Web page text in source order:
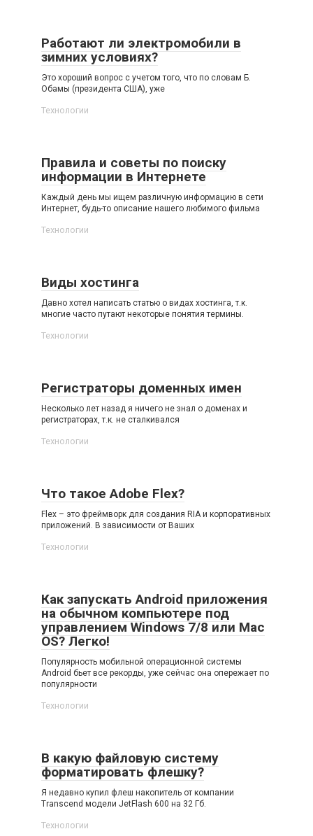
Работают ли электромобили в
зимних условиях?
Это хороший вопрос с учетом того, что по словам Б.
Обамы (президента США), уже
Технологии
Правила и советы по поиску
информации в Интернете
Каждый день мы ищем различную информацию в сети
Интернет, будь-то описание нашего любимого фильма
Технологии
Виды хостинга
Давно хотел написать статью о видах хостинга, т.к.
многие часто путают некоторые понятия термины.
Технологии
Регистраторы доменных имен
Несколько лет назад я ничего не знал о доменах и
регистраторах, т.к. не сталкивался
Технологии
Что такое Adobe Flex?
Flex – это фреймворк для создания RIA и корпоративных
приложений. В зависимости от Ваших
Технологии
Как запускать Android приложения
на обычном компьютере под
управлением Windows 7/8 или Mac
OS? Легко!
Популярность мобильной операционной системы
Android бьет все рекорды, уже сейчас она опережает по
популярности
Технологии
В какую файловую систему
форматировать флешку?
Я недавно купил флеш накопитель от компании
Transcend модели JetFlash 600 на 32 Гб.
Технологии